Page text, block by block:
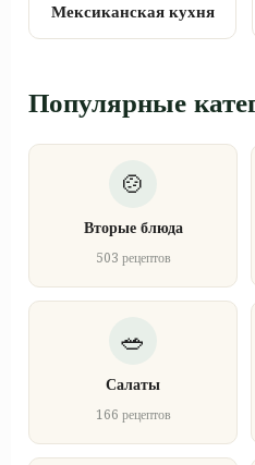
Мексиканская кухня
Популярные
Вторые блюда
503 рецептов
Салаты
166 рецептов